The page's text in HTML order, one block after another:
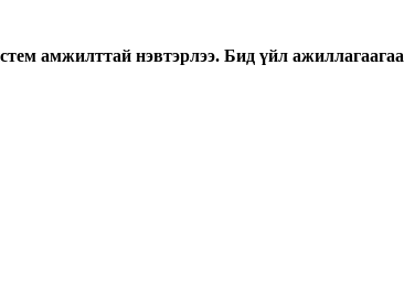
амжилттай нэвтэрлээ. Бид үйл